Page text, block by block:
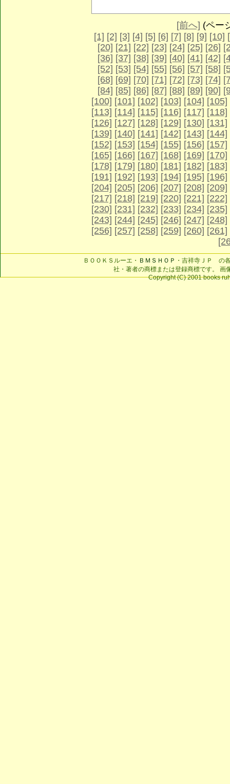
[前へ] (ペー
[1] [2] [3] [4] [5] [6] [7] [8] [9] [10]
[20] [21] [22] [23] [24] [25] [26]
[36] [37] [38] [39] [40] [41] [42]
[52] [53] [54] [55] [56] [57] [58]
[68] [69] [70] [71] [72] [73] [74]
[84] [85] [86] [87] [88] [89] [90]
[100] [101] [102] [103] [104] [105]
[113] [114] [115] [116] [117] [118]
[126] [127] [128] [129] [130] [131]
[139] [140] [141] [142] [143] [144]
[152] [153] [154] [155] [156] [157]
[165] [166] [167] [168] [169] [170]
[178] [179] [180] [181] [182] [183]
[191] [192] [193] [194] [195] [196]
[204] [205] [206] [207] [208] [209]
[217] [218] [219] [220] [221] [222]
[230] [231] [232] [233] [234] [235]
[243] [244] [245] [246] [247] [248]
[256] [257] [258] [259] [260] [261]
ＢＯＯＫＳルーエ・ ＢＭＳＨＯＰ ・吉祥寺ＪＰ の
社・著者の商標または登録商標です。 画
Copyright (C) 2001 books